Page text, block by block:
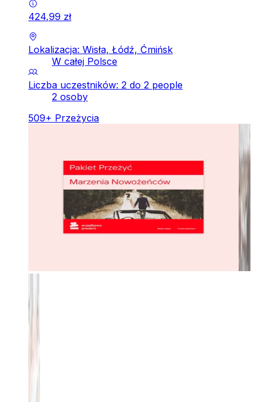
424,99 zł
Lokalizacja: Wisła, Łódź, Ćmińsk
W całej Polsce
Liczba uczestników: 2 do 2 people
2 osoby
509+ Przeżycia